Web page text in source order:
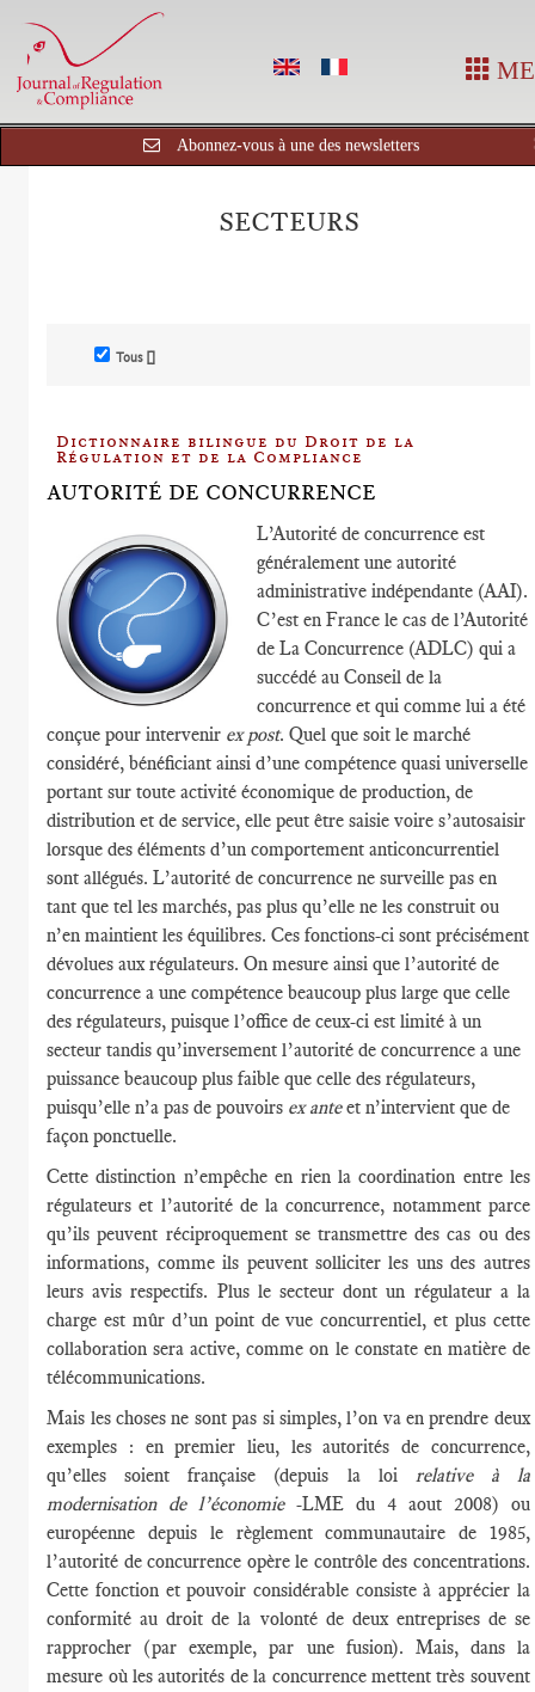
Abonnez-vous à une des newsletters
SECTEURS
Tous []
Dictionnaire bilingue du Droit de la
Régulation et de la Compliance
AUTORITÉ DE CONCURRENCE
L’Autorité de concurrence est
généralement une autorité
administrative indépendante (AAI).
C’est en France le cas de l’Autorité
de La Concurrence (ADLC) qui a
succédé au Conseil de la
concurrence et qui comme lui a été
conçue pour intervenir ex post. Quel que soit le marché
considéré, bénéficiant ainsi d’une compétence quasi universelle
portant sur toute activité économique de production, de
distribution et de service, elle peut être saisie voire s’autosaisir
lorsque des éléments d’un comportement anticoncurrentiel
sont allégués. L’autorité de concurrence ne surveille pas en
tant que tel les marchés, pas plus qu’elle ne les construit ou
n’en maintient les équilibres. Ces fonctions-ci sont précisément
dévolues aux régulateurs. On mesure ainsi que l’autorité de
concurrence a une compétence beaucoup plus large que celle
des régulateurs, puisque l’office de ceux-ci est limité à un
secteur tandis qu’inversement l’autorité de concurrence a une
puissance beaucoup plus faible que celle des régulateurs,
puisqu’elle n’a pas de pouvoirs ex anteet n’intervient que de
façon ponctuelle.
Cette distinction n’empêche en rien la coordination entre les
régulateurs et l’autorité de la concurrence, notamment parce
qu’ils peuvent réciproquement se transmettre des cas ou des
informations, comme ils peuvent solliciter les uns des autres
leurs avis respectifs. Plus le secteur dont un régulateur a la
charge est mûr d’un point de vue concurrentiel, et plus cette
collaboration sera active, comme on le constate en matière de
télécommunications.
Mais les choses ne sont pas si simples, l’on va en prendre deux
exemples : en premier lieu, les autorités de concurrence,
qu’elles soient française (depuis la loi relative à la
modernisation de l’économie-LME du 4 aout 2008) ou
européenne depuis le règlement communautaire de 1985,
l’autorité de concurrence opère le contrôle des concentrations.
Cette fonction et pouvoir considérable consiste à apprécier la
conformité au droit de la volonté de deux entreprises de se
rapprocher (par exemple, par une fusion). Mais, dans la
mesure où les autorités de la concurrence mettent très souvent